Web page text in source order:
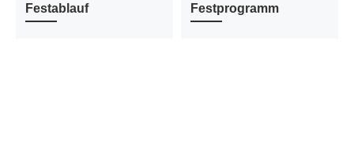
Festablauf Festprogramm